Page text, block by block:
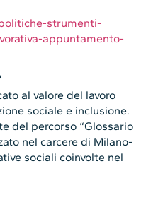
strumenti-
appuntamento-
al valore del lavoro
sociale e inclusione.
del percorso “Glossario
nel carcere di Milano-
sociali coinvolte nel